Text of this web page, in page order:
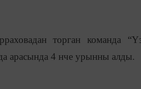
торган команда
арасында 4 нче урынны алды.